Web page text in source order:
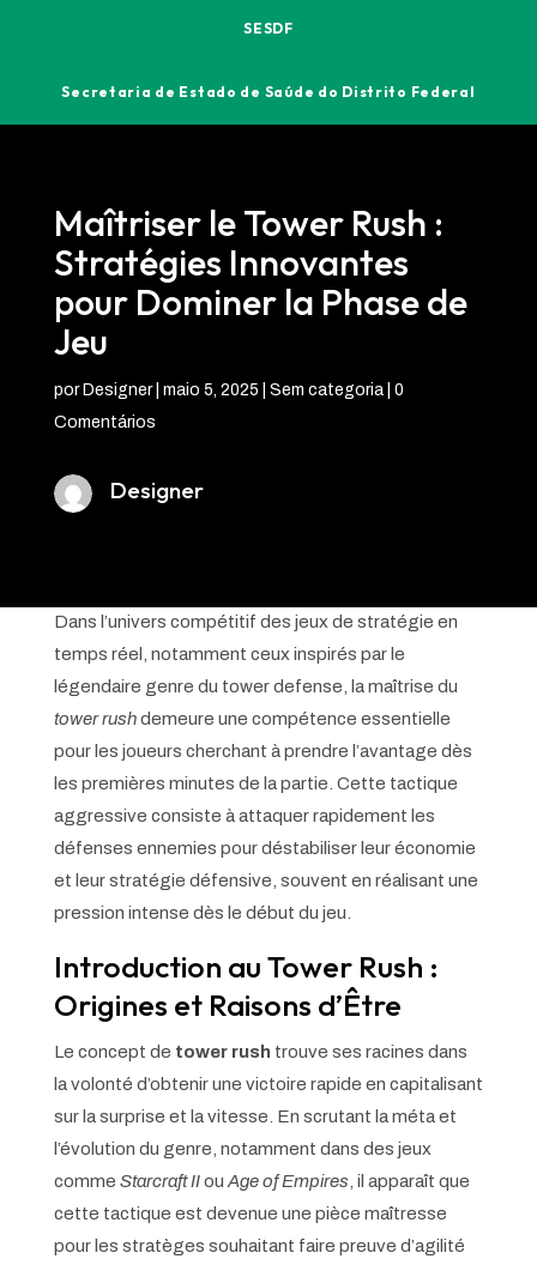
SESDF
Secretaria de Estado de Saúde do Distrito Federal
Maîtriser le Tower Rush :
Stratégies Innovantes
pour Dominer la Phase de
Jeu
por Designer| maio 5, 2025 | Sem categoria | 0
Comentários
Designer
Dans l’univers compétitif des jeux de stratégie en
temps réel, notamment ceux inspirés par le
légendaire genre du tower defense, la maîtrise du
tower rushdemeure une compétence essentielle
pour les joueurs cherchant à prendre l’avantage dès
les premières minutes de la partie. Cette tactique
aggressive consiste à attaquer rapidement les
défenses ennemies pour déstabiliser leur économie
et leur stratégie défensive, souvent en réalisant une
pression intense dès le début du jeu.
Introduction au Tower Rush :
Origines et Raisons d’Être
Le concept de tower rush trouve ses racines dans
la volonté d’obtenir une victoire rapide en capitalisant
sur la surprise et la vitesse. En scrutant la méta et
l’évolution du genre, notamment dans des jeux
comme Starcraft IIou Age of Empires , il apparaît que
cette tactique est devenue une pièce maîtresse
pour les stratèges souhaitant faire preuve d’agilité